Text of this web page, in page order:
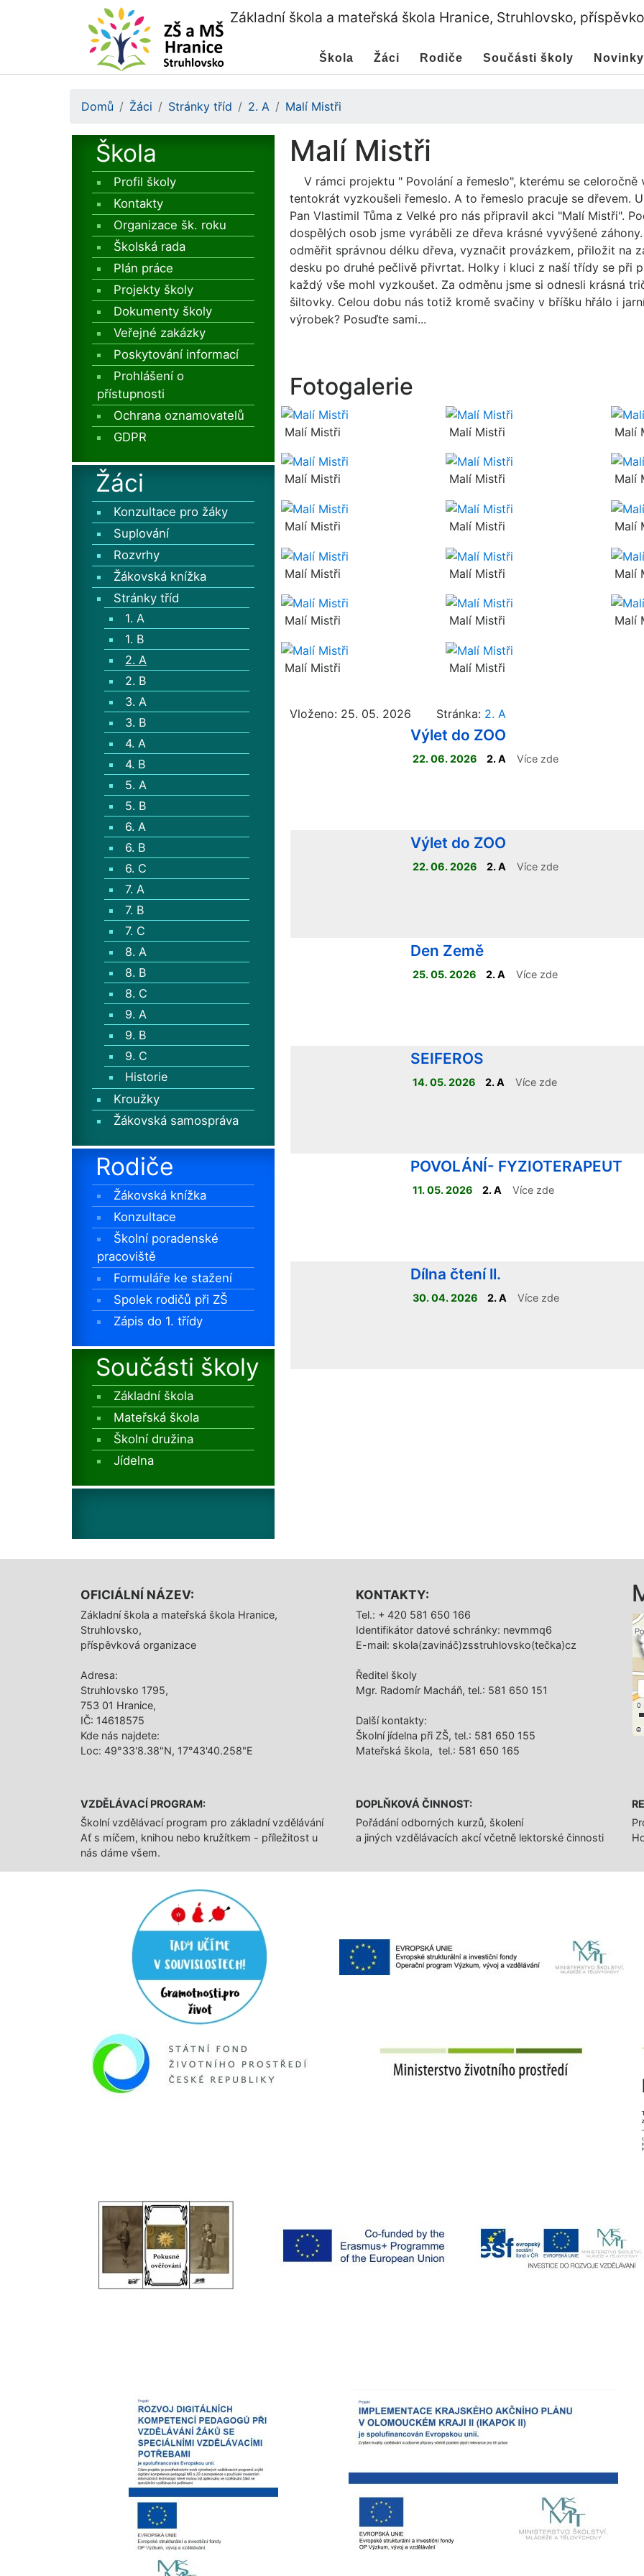
Základní škola a mateřská škola Hranice, Struhlovsko,
Škola Žáci Rodiče Součásti školy Novinky
Domů Žáci Stránky tříd 2. A Malí Mistři
Škola
Profil školy
Kontakty
Organizace šk. roku
Školská rada
Plán práce
Projekty školy
Dokumenty školy
Veřejné zakázky
Poskytování informací
Prohlášení o
přístupnosti
Ochrana oznamovatelů
GDPR
Žáci
Konzultace pro žáky
Suplování
Rozvrhy
Žákovská knížka
Stránky tříd
1. A
1. B
2. A
2. B
3. A
3. B
4. A
4. B
5. A
5. B
6. A
6. B
6. C
7. A
7. B
7. C
8. A
8. B
8. C
9. A
9. B
9. C
Historie
Kroužky
Žákovská samospráva
Rodiče
Žákovská knížka
Konzultace
Školní poradenské
pracoviště
Formuláře ke stažení
Spolek rodičů při ZŠ
Zápis do 1. třídy
Součásti školy
Základní škola
Mateřská škola
Školní družina
Jídelna
Malí Mistři
V rámci projektu " Povolání a řemeslo", kterému se celoročně
tentokrát vyzkoušeli řemeslo. A to řemeslo pracuje se dřevem.
Pan Vlastimil Tůma z Velké pro nás připravil akci "Malí Mistři".
dospělých osob jsme vyráběli ze dřeva krásné vyvýšené
odměřit správnou délku dřeva, vyznačit provázkem, přiložit na
desku po druhé pečlivě přivrtat. Holky i kluci z naší třídy se při
každý vše mohl vyzkoušet. Za odměnu jsme si odnesli krásná
šiltovky. Celou dobu nás totiž kromě svačiny v bříšku hřálo i
výrobek? Posuďte sami...
Fotogalerie
Malí Mistři Malí Mistři Malí
Malí Mistři Malí Mistři Malí
Malí Mistři Malí Mistři Malí
Malí Mistři Malí Mistři Malí
Malí Mistři Malí Mistři Malí
Malí Mistři Malí Mistři
Vloženo: 25. 05. 2026 Stránka: 2. A
Výlet do ZOO
22. 06. 2026 2. A Více zde
Výlet do ZOO
22. 06. 2026 2. A Více zde
Den Země
25. 05. 2026 2. A Více zde
SEIFEROS
14. 05. 2026 2. A Více zde
POVOLÁNÍ- FYZIOTERAPEUT
11. 05. 2026 2. A Více zde
Dílna čtení ll.
30. 04. 2026 2. A Více zde
OFICIÁLNÍ NÁZEV:
Základní škola a mateřská škola Hranice,
Struhlovsko,
příspěvková organizace
Adresa:
Struhlovsko 1795,
753 01 Hranice,
IČ: 14618575
Kde nás najdete:
Loc: 49°33'8.38"N, 17°43'40.258"E
KONTAKTY:
Tel.: + 420 581 650 166
Identifikátor datové schránky: nevmmq6
E-mail: skola(zavináč)zsstruhlovsko(tečka)cz
Ředitel školy
Mgr. Radomír Macháň, tel.: 581 650 151
Další­ kontakty:
Školní jídelna při ZŠ, tel.: 581 650 155
Mateřská škola, tel.: 581 650 165
VZDĚLÁVACÍ PROGRAM:
Školní vzdělávací program pro základní vzdělávání
Ať s míčem, knihou nebo kružítkem - příležitost u
nás dáme všem.
DOPLŇKOVÁ ČINNOST:
Pořádání odborných kurzů, školení
a jiných vzdělávacích akcí včetně lektorské činnosti